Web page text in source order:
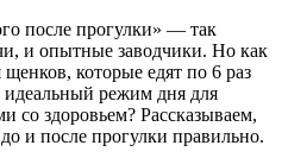
после прогулки» — так
и опытные заводчики. Но как
которые едят по 6 раз
режим дня для
со здоровьем? Рассказываем,
и после прогулки правильно.